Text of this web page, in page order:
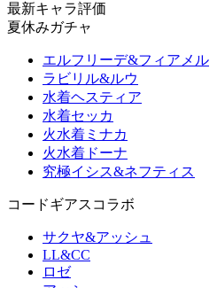
最新キャラ評価
夏休みガチャ
エルフリーデ&フィアメル
ラビリル&ルウ
水着ヘスティア
水着セッカ
火水着ミナカ
火水着ドーナ
究極イシス&ネフティス
コードギアスコラボ
サクヤ&アッシュ
LL&CC
ロゼ